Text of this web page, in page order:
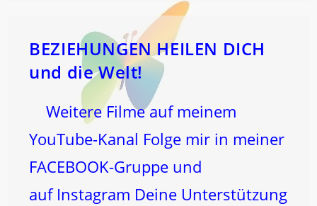
Durch
6?
BEZIEHUNGEN HEILEN DICH
und die Welt!
Weitere Filme auf meinem
YouTube-Kanal Folge mir in meiner
FACEBOOK-Gruppe und
auf Instagram Deine Unterstützung